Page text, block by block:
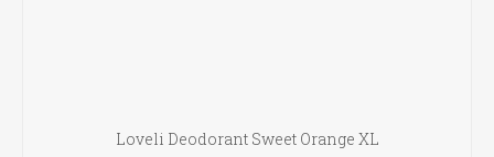
Loveli Deodorant Sweet Orange XL